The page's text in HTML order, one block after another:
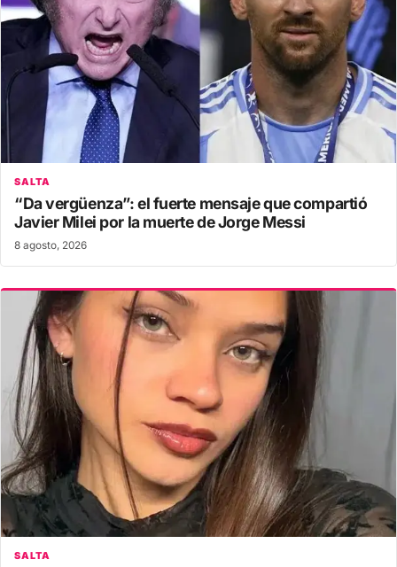
SALTA
“Da vergüenza”: el fuerte mensaje que compartió
Javier Milei por la muerte de Jorge Messi
8 agosto, 2026
SALTA